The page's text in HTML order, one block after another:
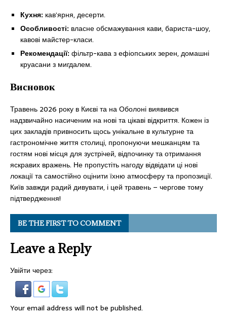
Кухня: кав’ярня, десерти.
Особливості: власне обсмажування кави, бариста-шоу,
кавові майстер-класи.
Рекомендації:фільтр-кава з ефіопських зерен, домашні
круасани з мигдалем.
Висновок
Травень 2026 року в Києві та на Оболоні виявився
надзвичайно насиченим на нові та цікаві відкриття. Кожен із
цих закладів привносить щось унікальне в культурне та
гастрономічне життя столиці, пропонуючи мешканцям та
гостям нові місця для зустрічей, відпочинку та отримання
яскравих вражень. Не пропустіть нагоду відвідати ці нові
локації та самостійно оцінити їхню атмосферу та пропозиції.
Київ завжди радий дивувати, і цей травень – чергове тому
підтвердження!
BE THE FIRST TO COMMENT
Leave a Reply
Увійти через:
Your email address will not be published.